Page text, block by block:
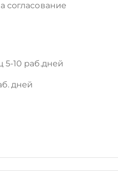
согласование
5-10 раб.дней
дней